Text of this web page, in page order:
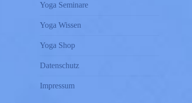
Yoga Seminare
Yoga Wissen
Yoga Shop
Datenschutz
Impressum